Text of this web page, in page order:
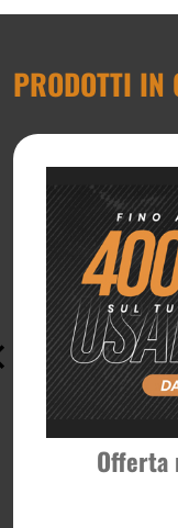
PRODOTTI IN
Offerta